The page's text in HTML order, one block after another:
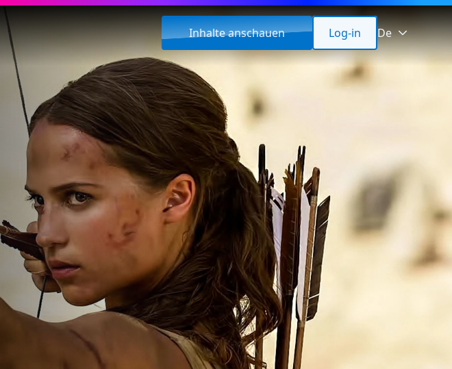
Inhalte anschauen Log-in De